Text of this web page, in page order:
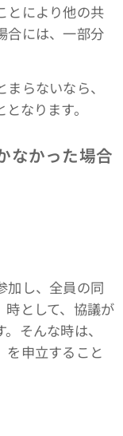
により他の共
合には、一部分
らないなら、
なります。
なかった場合
加し、全員の同
時として、協議が
そんな時は、
を申立すること